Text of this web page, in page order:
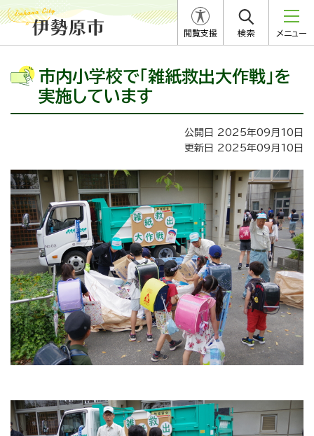
閲覧支援 検索 メニュー
市内小学校で「雑紙救出大作戦」を
実施しています
公開日 2025年09月10日
更新日 2025年09月10日